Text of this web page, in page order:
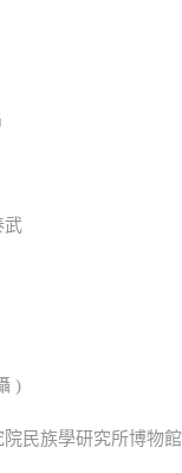
武
)
民族學研究所博物館